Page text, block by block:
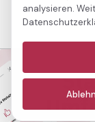
analysieren.
Analyse